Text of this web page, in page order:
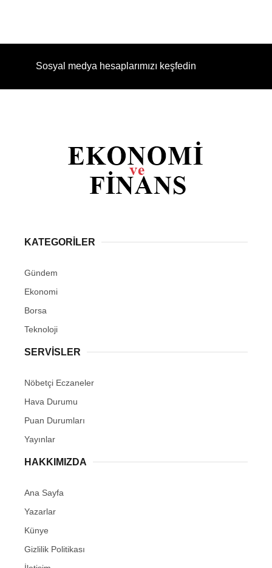
Sosyal medya hesaplarımızı keşfedin
KATEGORİLER
Gündem
Ekonomi
Borsa
Teknoloji
SERVİSLER
Nöbetçi Eczaneler
Hava Durumu
Puan Durumları
Yayınlar
HAKKIMIZDA
Ana Sayfa
Yazarlar
Künye
Gizlilik Politikası